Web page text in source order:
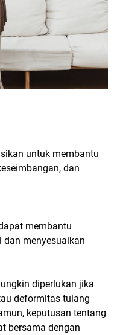
untuk membantu
dan
membantu
dan menyesuaikan
diperlukan jika
deformitas tulang
keputusan tentang
bersama dengan